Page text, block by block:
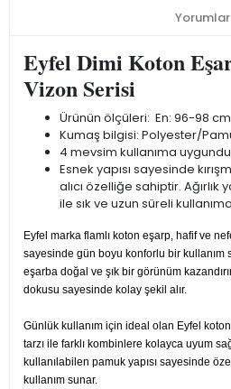
Yorumlar
Eyfel Dimi Koton
Vizon Serisi
Ürünün ölçüleri: En: 96-98
Kumaş bilgisi: Polyester/
4 mevsim kullanıma
Esnek yapısı sayesinde
alıcı özelliğe sahiptir.
ile sık ve uzun süreli
Eyfel marka flamlı koton eşarp, hafif ve
sayesinde gün boyu konforlu bir kullanım
eşarba doğal ve şık bir görünüm
dokusu sayesinde kolay şekil alır.
Günlük kullanım için ideal olan Eyfel
tarzı ile farklı kombinlere kolayca uyum
kullanılabilen pamuk yapısı sayesinde
kullanım sunar.